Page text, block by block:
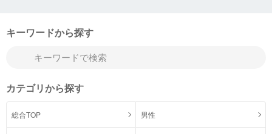
キーワードから探す
カテゴリから探す
総合TOP 男性